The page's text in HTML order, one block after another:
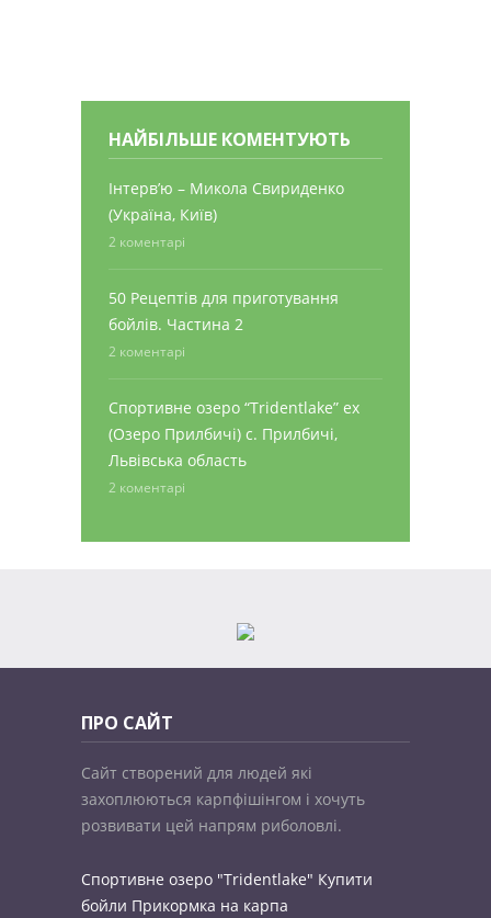
НАЙБІЛЬШЕ КОМЕНТУЮТЬ
Інтерв’ю – Микола Свириденко
(Україна, Київ)
2 коментарі
50 Рецептів для приготування
бойлів. Частина 2
2 коментарі
Спортивне озеро “Tridentlake” ex
(Озеро Прилбичі) с. Прилбичі,
Львівська область
2 коментарі
ПРО САЙТ
Сайт створений для людей які
захоплюються карпфішінгом і хочуть
розвивати цей напрям риболовлі.
Спортивне озеро "Tridentlake" Купити
бойли Прикормка на карпа